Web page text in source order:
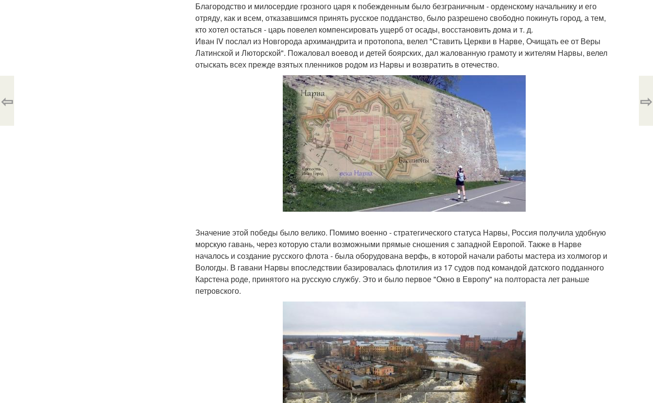
Благородство и милосердие грозного царя к побежденным было безграничным - орденскому начальнику и его
отряду, как и всем, отказавшимся принять русское подданство, было разрешено свободно покинуть город, а тем,
кто хотел остаться - царь повелел компенсировать ущерб от осады, восстановить дома и т. д.
Иван IV послал из Новгорода архимандрита и протопопа, велел "Ставить Церкви в Нарве, Очищать ее от Веры
Латинской и Люторской". Пожаловал воевод и детей боярских, дал жалованную грамоту и жителям Нарвы, велел
отыскать всех прежде взятых пленников родом из Нарвы и возвратить в отечество.
Значение этой победы было велико. Помимо военно - стратегического статуса Нарвы, Россия получила удобную
морскую гавань, через которую стали возможными прямые сношения с западной Европой. Также в Нарве
началось и создание русского флота - была оборудована верфь, в которой начали работы мастера из холмогор и
Вологды. В гавани Нарвы впоследствии базировалась флотилия из 17 судов под командой датского подданного
Карстена роде, принятого на русскую службу. Это и было первое "Окно в Европу" на полтораста лет раньше
петровского.
⇦ ⇨